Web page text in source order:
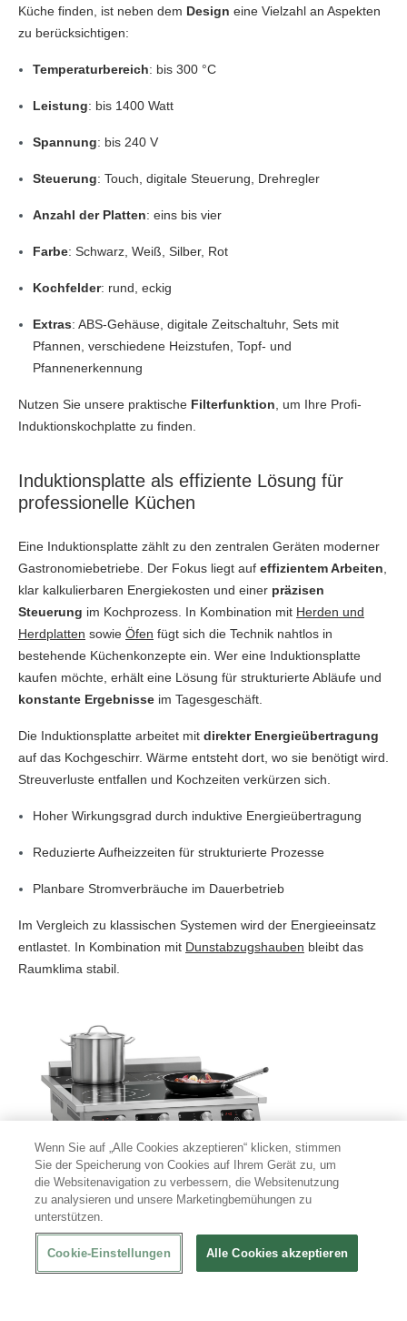
Küche finden, ist neben dem Design eine Vielzahl an Aspekten
zu berücksichtigen:
Temperaturbereich: bis 300 °C
Leistung: bis 1400 Watt
Spannung: bis 240 V
Steuerung: Touch, digitale Steuerung, Drehregler
Anzahl der Platten: eins bis vier
Farbe: Schwarz, Weiß, Silber, Rot
Kochfelder: rund, eckig
Extras: ABS-Gehäuse, digitale Zeitschaltuhr, Sets mit
Pfannen, verschiedene Heizstufen, Topf- und
Pfannenerkennung
Nutzen Sie unsere praktische Filterfunktion , um Ihre Profi-
Induktionskochplatte zu finden.
Induktionsplatte als effiziente Lösung für
professionelle Küchen
Eine Induktionsplatte zählt zu den zentralen Geräten moderner
Gastronomiebetriebe. Der Fokus liegt auf effizientem Arbeiten
klar kalkulierbaren Energiekosten und einer präzisen
Steuerung im Kochprozess. In Kombination mit Herden und
Herdplatten sowie Öfen fügt sich die Technik nahtlos in
bestehende Küchenkonzepte ein. Wer eine Induktionsplatte
kaufen möchte, erhält eine Lösung für strukturierte Abläufe und
konstante Ergebnisse im Tagesgeschäft.
Die Induktionsplatte arbeitet mit direkter Energieübertragung
auf das Kochgeschirr. Wärme entsteht dort, wo sie benötigt wird.
Streuverluste entfallen und Kochzeiten verkürzen sich.
Hoher Wirkungsgrad durch induktive Energieübertragung
Reduzierte Aufheizzeiten für strukturierte Prozesse
Planbare Stromverbräuche im Dauerbetrieb
Im Vergleich zu klassischen Systemen wird der Energieeinsatz
entlastet. In Kombination mit Dunstabzugshauben bleibt das
Raumklima stabil.
Welche Vorteile hat eine Induktionsplatte im
professionellen Einsatz?
Wenn Sie auf „Alle Cookies akzeptieren“ klicken, stimmen
Sie der Speicherung von Cookies auf Ihrem Gerät zu, um
die Websitenavigation zu verbessern, die Websitenutzung
zu analysieren und unsere Marketingbemühungen zu
unterstützen.
Cookie-Einstellungen Alle Cookies akzeptieren